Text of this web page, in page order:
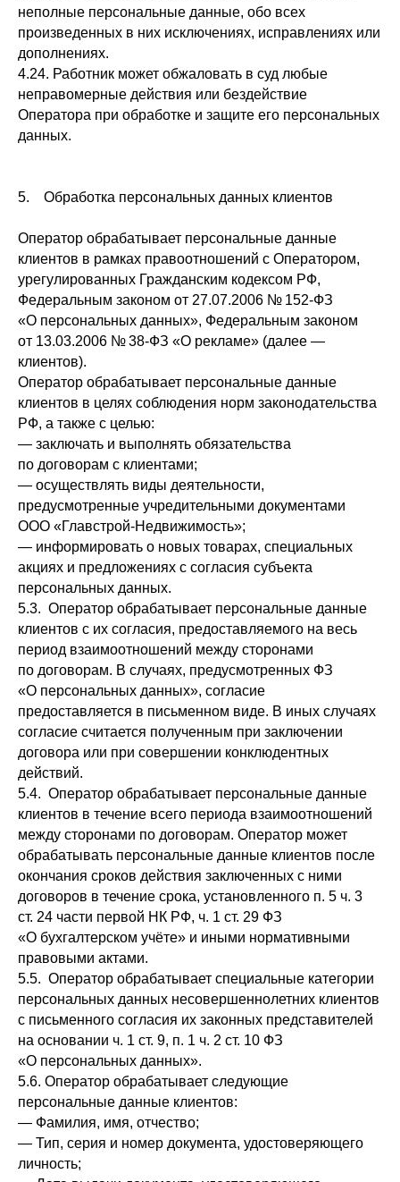
неполные персональные данные, обо всех
произведенных в них исключениях, исправлениях или
дополнениях.
4.24. Работник может обжаловать в суд любые
неправомерные действия или бездействие
Оператора при обработке и защите его персональных
данных.
5. Обработка персональных данных клиентов
Оператор обрабатывает персональные данные
клиентов в рамках правоотношений с Оператором,
урегулированных Гражданским кодексом РФ,
Федеральным законом от 27.07.2006 № 152-ФЗ
«О персональных данных», Федеральным законом
от 13.03.2006 № 38-ФЗ «О рекламе» (далее —
клиентов).
Оператор обрабатывает персональные данные
клиентов в целях соблюдения норм законодательства
РФ, а также с целью:
— заключать и выполнять обязательства
по договорам с клиентами;
— осуществлять виды деятельности,
предусмотренные учредительными документами
ООО «Главстрой-Недвижимость»;
— информировать о новых товарах, специальных
акциях и предложениях с согласия субъекта
персональных данных.
5.3. Оператор обрабатывает персональные данные
клиентов с их согласия, предоставляемого на весь
период взаимоотношений между сторонами
по договорам. В случаях, предусмотренных ФЗ
«О персональных данных», согласие
предоставляется в письменном виде. В иных случаях
согласие считается полученным при заключении
договора или при совершении конклюдентных
действий.
5.4. Оператор обрабатывает персональные данные
клиентов в течение всего периода взаимоотношений
между сторонами по договорам. Оператор может
обрабатывать персональные данные клиентов после
окончания сроков действия заключенных с ними
договоров в течение срока, установленного п. 5 ч. 3
ст. 24 части первой НК РФ, ч. 1 ст. 29 ФЗ
«О бухгалтерском учёте» и иными нормативными
правовыми актами.
5.5. Оператор обрабатывает специальные категории
персональных данных несовершеннолетних клиентов
с письменного согласия их законных представителей
на основании ч. 1 ст. 9, п. 1 ч. 2 ст. 10 ФЗ
«О персональных данных».
5.6. Оператор обрабатывает следующие
персональные данные клиентов:
— Фамилия, имя, отчество;
— Тип, серия и номер документа, удостоверяющего
личность;